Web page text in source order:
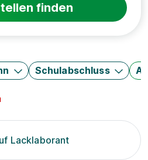
finden
Schulabschluss
Lacklaborant